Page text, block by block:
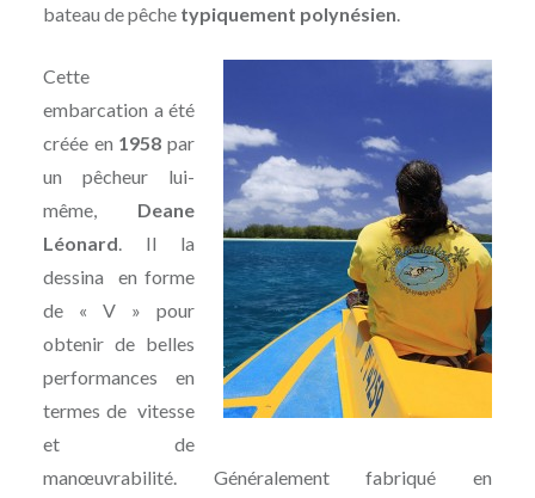
bateau de pêche typiquement polynésien.
Cette
embarcation a été
créée en 1958 par
un pêcheur lui-
même, Deane
Léonard. Il la
dessina en forme
de « V » pour
obtenir de belles
performances en
termes de vitesse
et de
manœuvrabilité. Généralement fabriqué en